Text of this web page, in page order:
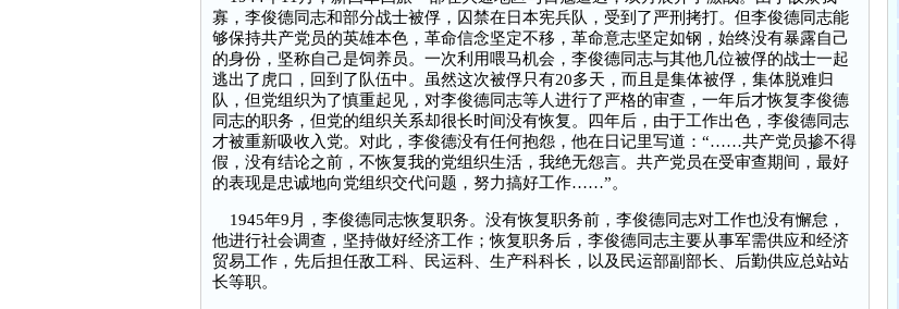
寡，李俊德同志和部分战士被俘，囚禁在日本宪兵队，受到了严刑拷打。但李俊德同志能
够保持共产党员的英雄本色，革命信念坚定不移，革命意志坚定如钢，始终没有暴露自己
的身份，坚称自己是饲养员。一次利用喂马机会，李俊德同志与其他几位被俘的战士一起
逃出了虎口，回到了队伍中。虽然这次被俘只有20多天，而且是集体被俘，集体脱难归
队，但党组织为了慎重起见，对李俊德同志等人进行了严格的审查，一年后才恢复李俊德
同志的职务，但党的组织关系却很长时间没有恢复。四年后，由于工作出色，李俊德同志
才被重新吸收入党。对此，李俊德没有任何抱怨，他在日记里写道：“……共产党员掺不得
假，没有结论之前，不恢复我的党组织生活，我绝无怨言。共产党员在受审查期间，最好
的表现是忠诚地向党组织交代问题，努力搞好工作……”。
1945年9月，李俊德同志恢复职务。没有恢复职务前，李俊德同志对工作也没有懈怠，
他进行社会调查，坚持做好经济工作；恢复职务后，李俊德同志主要从事军需供应和经济
贸易工作，先后担任敌工科、民运科、生产科科长，以及民运部副部长、后勤供应总站站
长等职。